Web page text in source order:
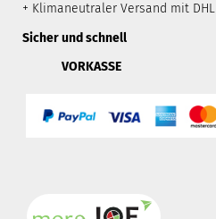
+ Klimaneutraler Versand mit DHL
Sicher und schnell
VORKASSE